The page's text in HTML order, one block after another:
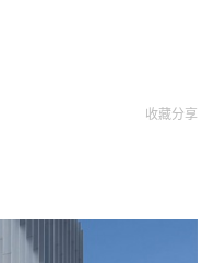
收藏分享